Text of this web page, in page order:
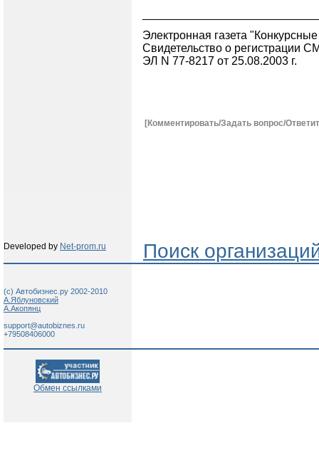
Электронная газета "Конкурсные
Свидетельство о регистрации
ЭЛ N 77-8217 от 25.08.2003 г.
[Комментировать/Задать вопрос/
Developed by Net-prom.ru Поиск
(c) Автобизнес.ру 2002-2010
А.Яблуновский
А.Акопянц
support@autobiznes.ru
+79508406000
Обмен ссылками